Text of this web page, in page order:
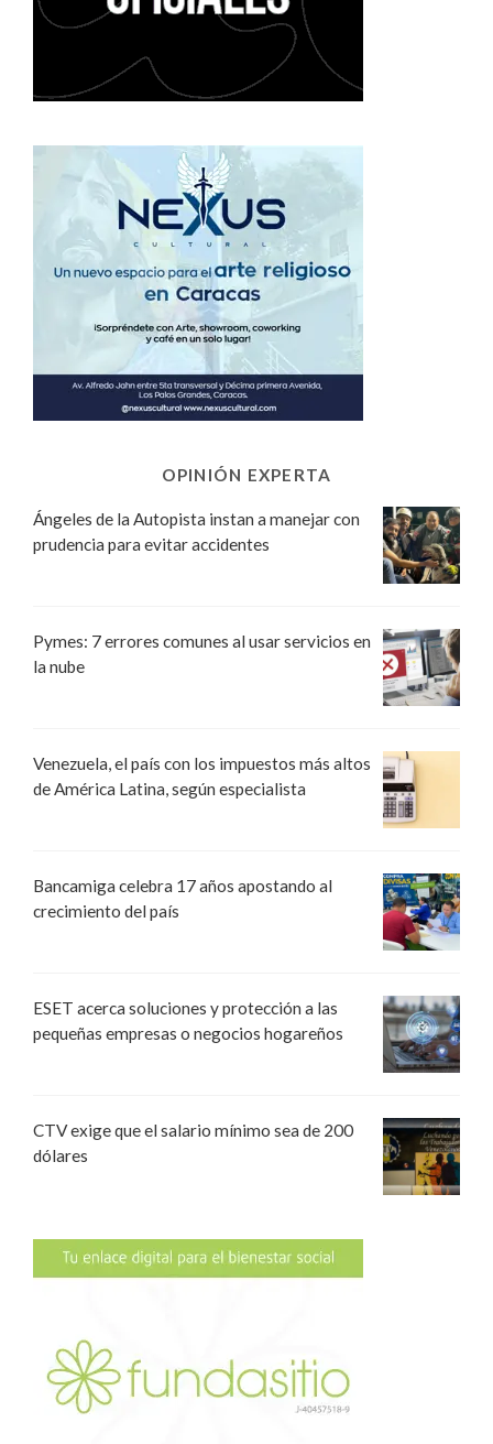
OPINIÓN EXPERTA
Ángeles de la Autopista instan a manejar con
prudencia para evitar accidentes
Pymes: 7 errores comunes al usar servicios en
la nube
Venezuela, el país con los impuestos más altos
de América Latina, según especialista
Bancamiga celebra 17 años apostando al
crecimiento del país
ESET acerca soluciones y protección a las
pequeñas empresas o negocios hogareños
CTV exige que el salario mínimo sea de 200
dólares